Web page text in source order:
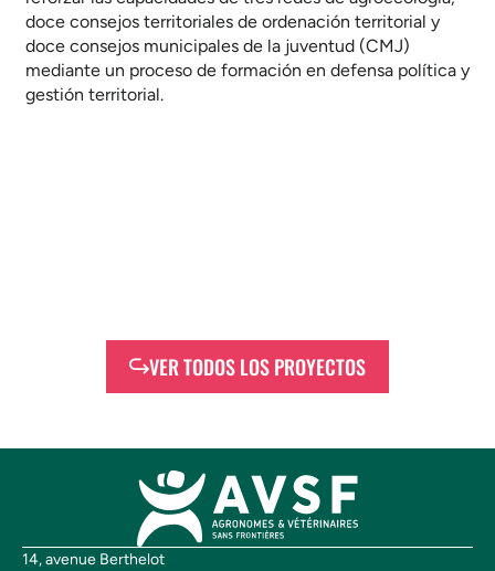
doce consejos territoriales de ordenación territorial y
doce consejos municipales de la juventud (CMJ)
mediante un proceso de formación en defensa política y
gestión territorial.
VER TODOS LOS PROYECTOS
14, avenue Berthelot